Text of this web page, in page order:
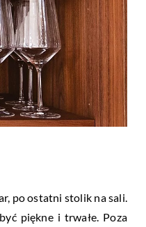
po ostatni stolik na sali.
piękne i trwałe. Poza